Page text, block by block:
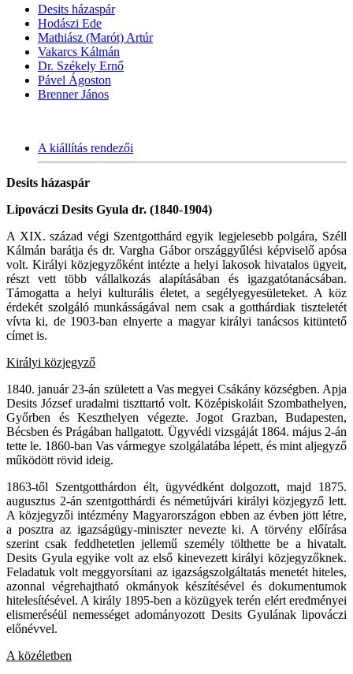
Desits házaspár
Hodászi Ede
Mathiász (Marót) Artúr
Vakarcs Kálmán
Dr. Székely Ernő
Pável Ágoston
Brenner János
A kiállítás rendezői
Desits házaspár
Lipováczi Desits Gyula dr. (1840-1904)
A XIX. század végi Szentgotthárd egyik legjelesebb polgára, Széll
Kálmán barátja és dr. Vargha Gábor országgyűlési képviselő apósa
volt. Királyi közjegyzőként intézte a helyi lakosok hivatalos ügyeit,
részt vett több vállalkozás alapításában és igazgatótanácsában.
Támogatta a helyi kulturális életet, a segélyegyesületeket. A köz
érdekét szolgáló munkásságával nem csak a gotthárdiak tiszteletét
vívta ki, de 1903-ban elnyerte a magyar királyi tanácsos kitüntető
címet is.
Királyi közjegyző
1840. január 23-án született a Vas megyei Csákány községben. Apja
Desits József uradalmi tiszttartó volt. Középiskoláit Szombathelyen,
Győrben és Keszthelyen végezte. Jogot Grazban, Budapesten,
Bécsben és Prágában hallgatott. Ügyvédi vizsgáját 1864. május 2-án
tette le. 1860-ban Vas vármegye szolgálatába lépett, és mint aljegyző
működött rövid ideig.
1863-től Szentgotthárdon élt, ügyvédként dolgozott, majd 1875.
augusztus 2-án szentgotthárdi és németújvári királyi közjegyző lett.
A közjegyzői intézmény Magyarországon ebben az évben jött létre,
a posztra az igazságügy-miniszter nevezte ki. A törvény előírása
szerint csak feddhetetlen jellemű személy tölthette be a hivatalt.
Desits Gyula egyike volt az első kinevezett királyi közjegyzőknek.
Feladatuk volt meggyorsítani az igazságszolgáltatás menetét hiteles,
azonnal végrehajtható okmányok készítésével és dokumentumok
hitelesítésével. A király 1895-ben a közügyek terén elért eredményei
elismeréséül nemességet adományozott Desits Gyulának lipováczi
előnévvel.
A közéletben